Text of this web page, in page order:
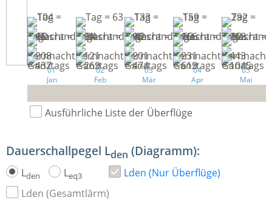
01
Jan
02
Feb
03
Mär
04
Apr
05
Mai
Ausführliche Liste der Überflüge
Dauerschallpegel Lden (Diagramm):
Lden Leq3
Lden (Nur Überflüge)
Lden (Gesamtlärm)